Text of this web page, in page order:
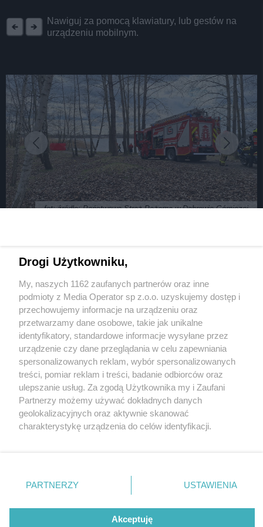
Nawiguj za pomocą klawiatury, lub gestów na
urządzeniu mobilnym.
fot: źródło: Państwowa Straż Pożarna w Dąbrowie Górniczej
Pogorii III. Nie udało się jej uratować
3 / 3
Dąbrowa Górnicza. Ciało
kobiety w zalewie Pogoria III.
9 kwietnia 2025.
Wróć do artykułu:
Dąbrowa Górnicza. Ciało kobiety wyłowione z
Wydawca mediów lokalnych
Nie zapomnij
zapoznać się z:
polityką prywatności
Twojemiasto
Piekary Śląskie
Chorzów
Tarnowskie Góry
Gliwice
Skontakuj sięz nami
Kontakt
Redakcja
Newsletter
Drogi Użytkowniku,
My, naszych 1162 zaufanych partnerów oraz inne
podmioty z Media Operator sp z.o.o. uzyskujemy dostęp i
przechowujemy informacje na urządzeniu oraz
przetwarzamy dane osobowe, takie jak unikalne
identyfikatory, standardowe informacje wysyłane przez
urządzenie czy dane przeglądania w celu zapewniania
spersonalizowanych reklam, wybór spersonalizowanych
treści, pomiar reklam i treści, badanie odbiorców oraz
ulepszanie usług. Za zgodą Użytkownika my i Zaufani
Partnerzy możemy używać dokładnych danych
geolokalizacyjnych oraz aktywnie skanować
charakterystykę urządzenia do celów identyfikacji.
zmienić/wycofać klikając przycisk ustawień prywatności
znajdujący się w lewym dolnym rogu strony
rodzaje przetwarzania danych nie wymagają zgody
użytkownika, ale masz prawo sprzeciwić się takiemu
PARTNERZY USTAWIENIA
Akceptuję